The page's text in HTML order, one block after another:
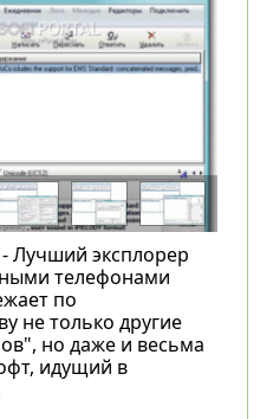
- Лучший эксплорер
телефонами
по
не только другие
но даже и весьма
идущий в